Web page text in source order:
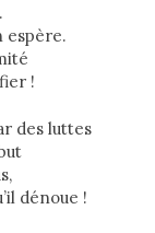
espère.
!
des luttes
dénoue !